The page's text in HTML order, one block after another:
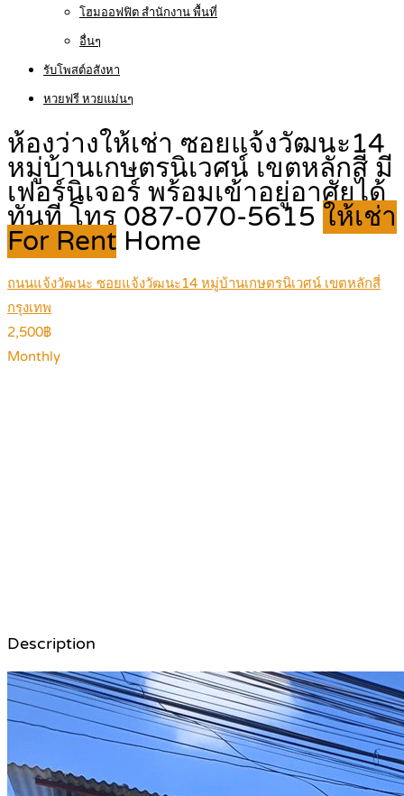
โฮมออฟฟิต สำนักงาน พื้นที่
อื่นๆ
รับโพสต์อสังหา
หวยฟรี หวยแม่นๆ
ห้องว่างให้เช่า ซอยแจ้งวัฒนะ14
หมู่บ้านเกษตรนิเวศน์ เขตหลักสี่ มี
เฟอร์นิเจอร์ พร้อมเข้าอยู่อาศัยได้
ทันที โทร 087-070-5615 ให้เช่า
For Rent Home
ถนนแจ้งวัฒนะ ซอยแจ้งวัฒนะ14 หมู่บ้านเกษตรนิเวศน์ เขตหลักสี่
กรุงเทพ
2,500฿
Monthly
Description